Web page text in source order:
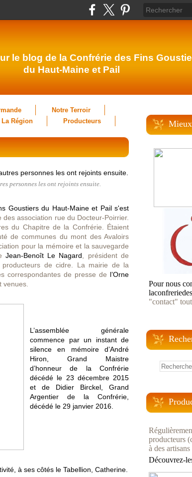
le blog de la Confrérie des Fins
du Haut-Maine et Pail
Notre Terroir
La Région Producteurs
personnes les ont rejoints ensuite.
Goustiers du Haut-Maine et Pail s'est
des association rue du Docteur-Poirrier.
du Chapitre de la Confrérie. Étaient
de communes du mont des Avaloirs
pour la mémoire et la sauvegarde
Jean-Benoît Le Nagard , président de
producteurs de cidre. La mairie de la
correspondantes de presse de l’Orne
venues.
L’assemblée générale
commence par un instant de
silence en mémoire d’André
Hiron, Grand Maistre
d’honneur de la Confrérie
décédé le 23 décembre 2015
et de Didier Birckel, Grand
Argentier de la Confrérie,
décédé le 29 janvier 2016.
Pour nous
"contact"
producteurs
à des
Découvrez-